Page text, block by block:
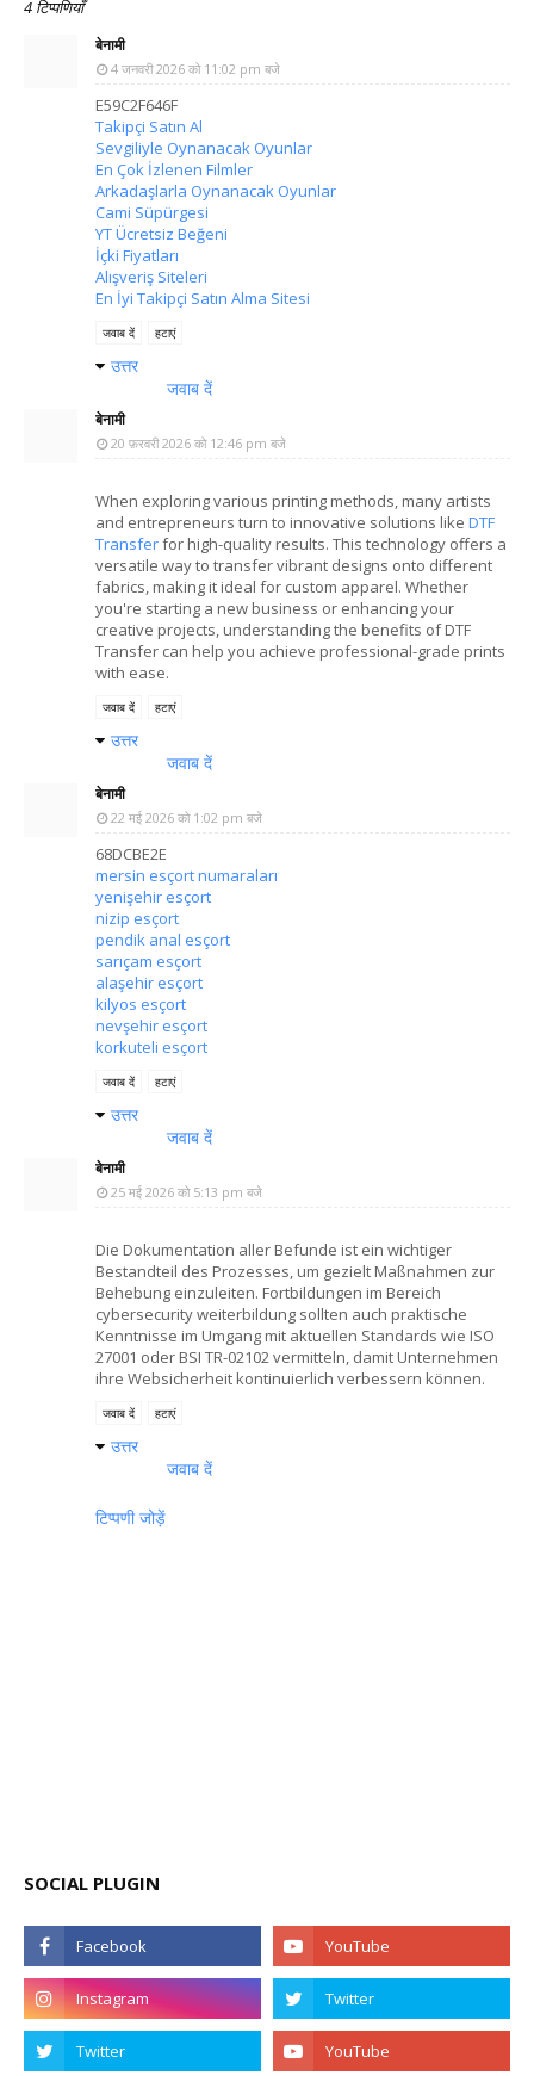
4 टिप्पणियाँ
बेनामी
4 जनवरी 2026 को 11:02 pm बजे
E59C2F646F
Takipçi Satın Al
Sevgiliyle Oynanacak Oyunlar
En Çok İzlenen Filmler
Arkadaşlarla Oynanacak Oyunlar
Cami Süpürgesi
YT Ücretsiz Beğeni
İçki Fiyatları
Alışveriş Siteleri
En İyi Takipçi Satın Alma Sitesi
जवाब दें हटाएं
उत्तर
जवाब दें
बेनामी
20 फ़रवरी 2026 को 12:46 pm बजे
When exploring various printing methods, many artists
and entrepreneurs turn to innovative solutions like DTF
Transferfor high-quality results. This technology offers a
versatile way to transfer vibrant designs onto different
fabrics, making it ideal for custom apparel. Whether
you're starting a new business or enhancing your
creative projects, understanding the benefits of DTF
Transfer can help you achieve professional-grade prints
with ease.
जवाब दें हटाएं
उत्तर
जवाब दें
बेनामी
22 मई 2026 को 1:02 pm बजे
68DCBE2E
mersin esçort numaraları
yenişehir esçort
nizip esçort
pendik anal esçort
sarıçam esçort
alaşehir esçort
kilyos esçort
nevşehir esçort
korkuteli esçort
जवाब दें हटाएं
उत्तर
जवाब दें
बेनामी
25 मई 2026 को 5:13 pm बजे
Die Dokumentation aller Befunde ist ein wichtiger
Bestandteil des Prozesses, um gezielt Maßnahmen zur
Behebung einzuleiten. Fortbildungen im Bereich
cybersecurity weiterbildung sollten auch praktische
Kenntnisse im Umgang mit aktuellen Standards wie ISO
27001 oder BSI TR-02102 vermitteln, damit Unternehmen
ihre Websicherheit kontinuierlich verbessern können.
जवाब दें हटाएं
उत्तर
जवाब दें
टिप्पणी जोड़ें
SOCIAL PLUGIN